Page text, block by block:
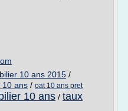
10 ans 2015 /
10 ans / oat 10 ans pret
10 ans / taux